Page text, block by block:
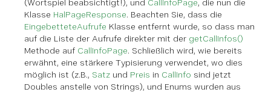
(Wortspiel beabsichtigt!), und CallInfoPage, die nun die
Klasse HalPageResponse. Beachten Sie, dass die
EingebetteteAufrufe Klasse entfernt wurde, so dass man
auf die Liste der Aufrufe direkter mit der getCallInfos()
Methode auf CallInfoPage. Schließlich wird, wie bereits
erwähnt, eine stärkere Typisierung verwendet, wo dies
möglich ist (z.B., Satz und Preis in CallInfo sind jetzt
Doubles anstelle von Strings), und Enums wurden aus